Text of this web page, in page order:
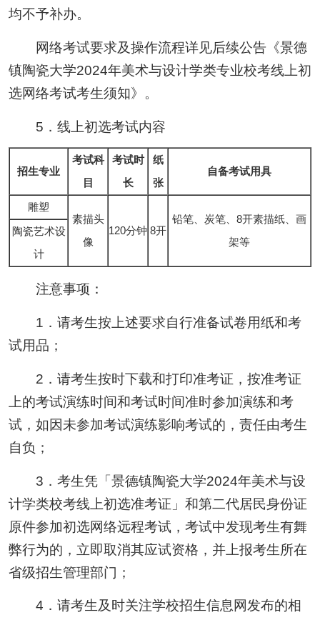
均不予补办。
网络考试要求及操作流程详见后续公告《景德
镇陶瓷大学2024年美术与设计学类专业校考线上初
选网络考试考生须知》。
5．线上初选考试内容
招生专业
考试科
目
考试时
长
纸
张
自备考试用具
雕塑
素描头
像
120分钟 8开
铅笔、炭笔、8开素描纸、画
架等
陶瓷艺术设
计
注意事项：
1．请考生按上述要求自行准备试卷用纸和考
试用品；
2．请考生按时下载和打印准考证，按准考证
上的考试演练时间和考试时间准时参加演练和考
试，如因未参加考试演练影响考试的，责任由考生
自负；
3．考生凭「景德镇陶瓷大学2024年美术与设
计学类校考线上初选准考证」和第二代居民身份证
原件参加初选网络远程考试，考试中发现考生有舞
弊行为的，立即取消其应试资格，并上报考生所在
省级招生管理部门；
4．请考生及时关注学校招生信息网发布的相